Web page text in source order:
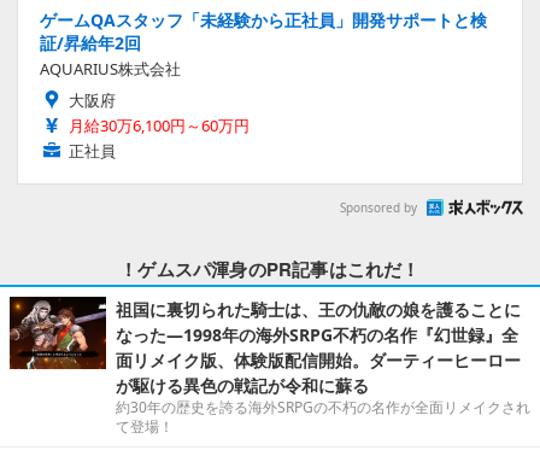
ゲームQAスタッフ「未経験から正社員」開発サポートと検
証/昇給年2回
AQUARIUS株式会社
大阪府
月給30万6,100円～60万円
正社員
Sponsored by
！ゲムスパ渾身のPR記事はこれだ！
祖国に裏切られた騎士は、王の仇敵の娘を護ることに
なった―1998年の海外SRPG不朽の名作『幻世録』全
面リメイク版、体験版配信開始。ダーティーヒーロー
が駆ける異色の戦記が令和に蘇る
約30年の歴史を誇る海外SRPGの不朽の名作が全面リメイクされ
て登場！